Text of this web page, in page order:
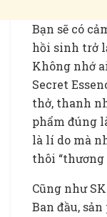
Bạn sẽ có
hồi sinh trở
Không nhớ
Secret
thở, thanh
phẩm đúng
là lí do mà
thôi “thương
Cũng như
Ban đầu,